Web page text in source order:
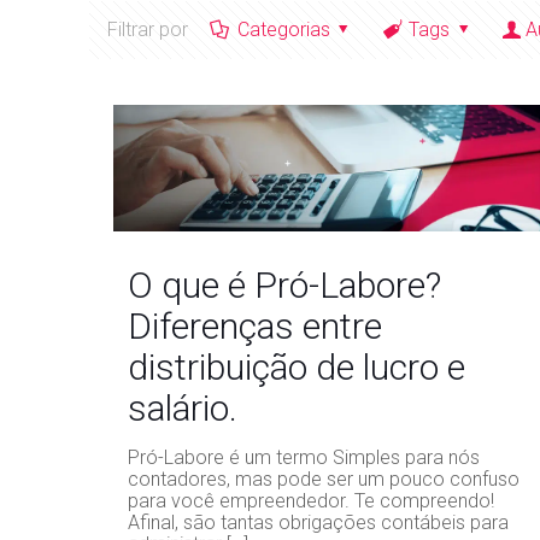
Filtrar por Categorias Tags
O que é Pró-Labore?
Diferenças entre
distribuição de lucro e
salário.
Pró-Labore é um termo Simples para nós
contadores, mas pode ser um pouco confuso
para você empreendedor. Te compreendo!
Afinal, são tantas obrigações contábeis para